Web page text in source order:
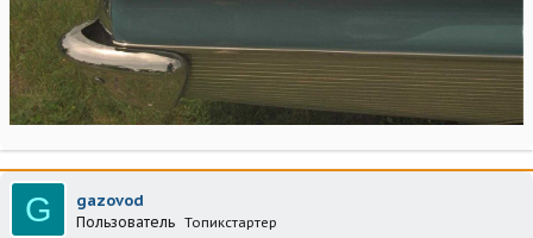
G gazovod
Пользователь Топикстартер